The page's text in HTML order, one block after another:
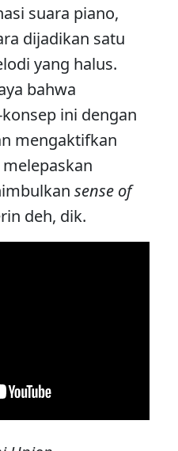
suara piano,
dijadikan satu
yang halus.
bahwa
ini dengan
mengaktifkan
sense of
deh, dik.